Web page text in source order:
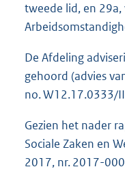
tweede lid, en
De Afdeling
gehoord (advies
no. W12.17.0333/
Gezien het nader
Sociale Zaken en
2017, nr. 2017-